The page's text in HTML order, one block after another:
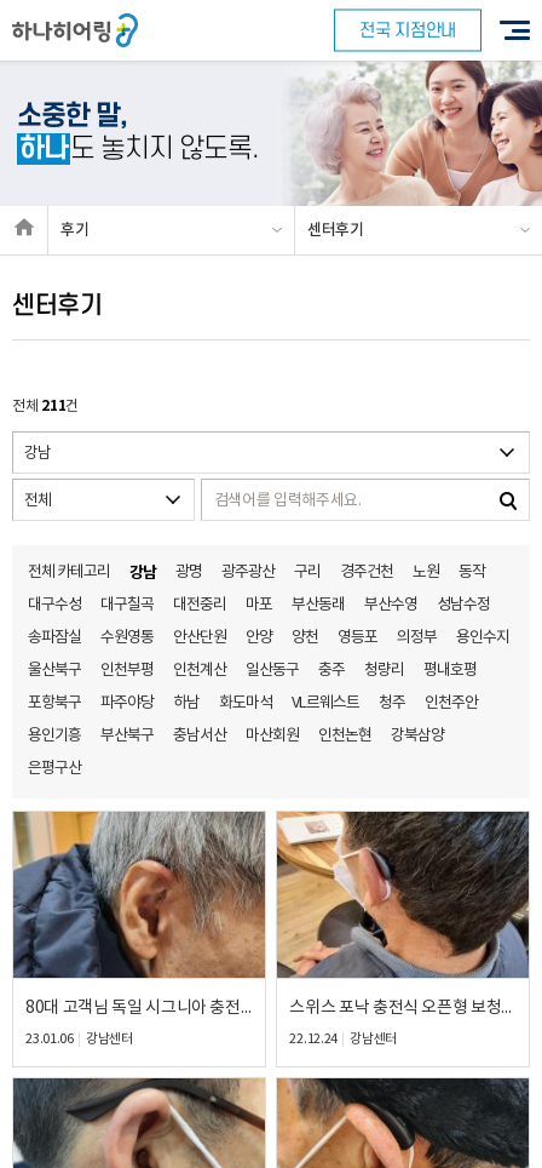
전국 지점안내
소중한 말,
하나도 놓치지 않도록.
후기 센터후기
센터후기
전체 211건
전체 카테고리 강남 광명 광주광산 구리 경주건천 노원
동작
대구수성
대구칠곡 대전중리 마포 부산동래 부산수영
성남수정
송파잠실
수원영통 안산단원 안양 양천 영등포 의정부
용인수지
울산북구
인천부평 인천계산 일산동구 충주 청량리
평내호평
포항북구
파주야당 하남 화도마석 VL르웨스트 청주
인천주안
용인기흥
부산북구 충남서산 마산회원 인천논현
강북삼양
은평구산
80대 고객님 독일 시그니아 충전식 보청기 신제품 AX 만족 후기
23.01.06 강남센터
스위스 포낙 충전식 오픈형 보청기 무료체험 후 만족 후기
22.12.24 강남센터
바로 예약하기